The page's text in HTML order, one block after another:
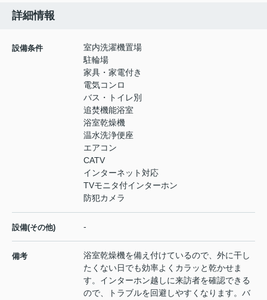
詳細情報
設備条件
室内洗濯機置場
駐輪場
家具・家電付き
電気コンロ
バス・トイレ別
追焚機能浴室
浴室乾燥機
温水洗浄便座
エアコン
CATV
インターネット対応
TVモニタ付インターホン
防犯カメラ
設備(その他) -
備考
浴室乾燥機を備え付けているので、外に干し
たくない日でも効率よくカラッと乾かせま
す。インターホン越しに来訪者を確認できる
ので、トラブルを回避しやすくなります。バ